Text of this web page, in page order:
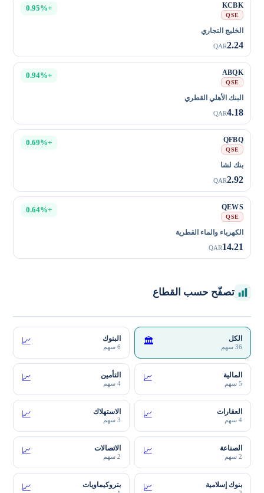
KCBK
QSE
+0.95%
الخليج التجاري
2.24
QAR
ABQK
QSE
+0.94%
البنك الأهلي القطري
4.18
QAR
QFBQ
QSE
+0.69%
بنك لشا
2.92
QAR
QEWS
QSE
+0.64%
الكهرباء والماء القطرية
14.21
QAR
تصفّح حسب القطاع
الكل
36 سهم
🏛️ البنوك
6 سهم
📈
المالية
5 سهم
📈 التأمين
4 سهم
📈
العقارات
4 سهم
📈 الاستهلاك
3 سهم
📈
الصناعة
2 سهم
📈 الاتصالات
2 سهم
📈
بنوك إسلامية 📈 بتروكيماويات 📈